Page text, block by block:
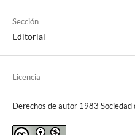
Sección
Editorial
Licencia
Derechos de autor 1983